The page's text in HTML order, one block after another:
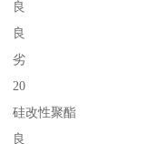
良
良
劣
20
硅改性聚酯
良